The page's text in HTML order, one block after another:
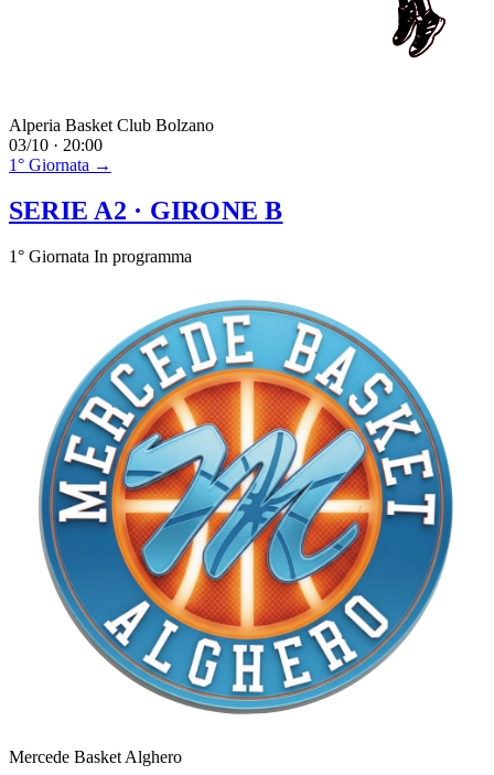
Alperia Basket Club Bolzano
03/10 · 20:00
1° Giornata →
SERIE A2 · GIRONE B
1° Giornata In programma
Mercede Basket Alghero